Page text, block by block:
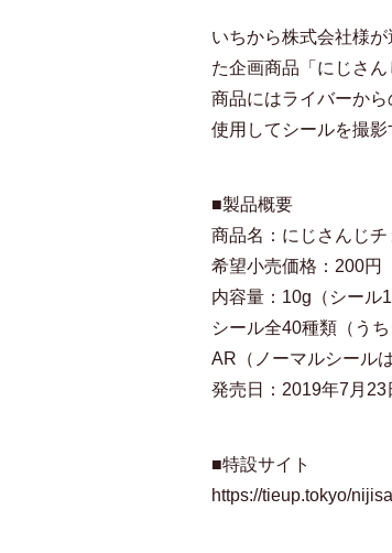
いちから株式会社様
た企画商品「にじさん
商品にはライバーか
使用してシールを撮影
■製品概要
商品名：にじさんじチ
希望小売価格：200円
内容量：10g（シール1
シール全40種類（うち
AR（ノーマルシール
発売日：2019年7月23
■特設サイト
https://tieup.tokyo/